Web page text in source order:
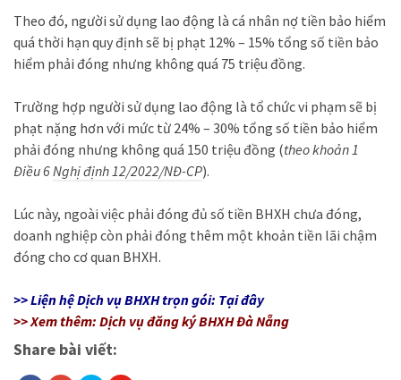
Theo đó, người sử dụng lao động là cá nhân nợ tiền bảo hiểm
quá thời hạn quy định sẽ bị phạt 12% – 15% tổng số tiền bảo
hiểm phải đóng nhưng không quá 75 triệu đồng.
Trường hợp người sử dụng lao động là tổ chức vi phạm sẽ bị
phạt nặng hơn với mức từ 24% – 30% tổng số tiền bảo hiểm
phải đóng nhưng không quá 150 triệu đồng (theo khoản 1
Điều 6Nghị định 12/2022/NĐ-CP).
Lúc này, ngoài việc phải đóng đủ số tiền BHXH chưa đóng,
doanh nghiệp còn phải đóng thêm một khoản tiền lãi chậm
đóng cho cơ quan BHXH.
>> Liện hệ Dịch vụ BHXH trọn gói: Tại đây
>> Xem thêm: Dịch vụ đăng ký BHXH Đà Nẵng
Share bài viết: